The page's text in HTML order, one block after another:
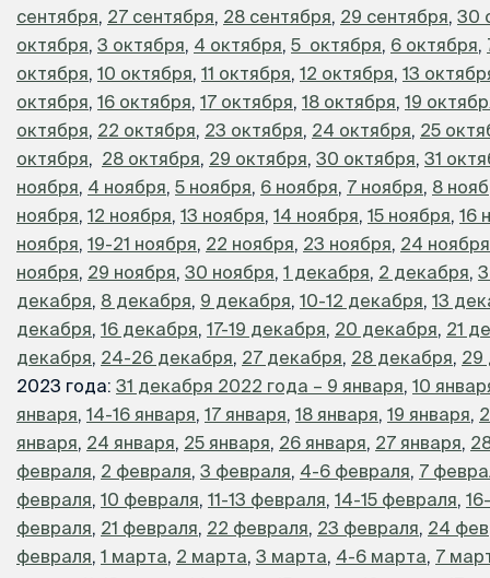
сентября, 27 сентября, 28 сентября, 29 сентября, 30
октября, 3 октября, 4 октября, 5 октября, 6 октября,
октября, 10 октября, 11 октября, 12 октября, 13
октября, 16 октября, 17 октября, 18 октября, 19
октября, 22 октября, 23 октября, 24 октября, 25
октября, 28 октября, 29 октября, 30 октября, 31
ноября, 4 ноября, 5 ноября, 6 ноября, 7 ноября, 8
ноября, 12 ноября, 13 ноября, 14 ноября, 15 ноября, 16
ноября, 19-21 ноября, 22 ноября, 23 ноября, 24 ноября
ноября, 29 ноября, 30 ноября, 1 декабря, 2 декабря,
декабря, 8 декабря, 9 декабря, 10-12 декабря, 13
декабря, 16 декабря, 17-19 декабря, 20 декабря, 21
декабря, 24-26 декабря, 27 декабря, 28 декабря, 29
2023 года: 31 декабря 2022 года – 9 января, 10
января, 14-16 января, 17 января, 18 января, 19 января,
января, 24 января, 25 января, 26 января, 27 января,
февраля, 2 февраля, 3 февраля, 4-6 февраля, 7
февраля, 10 февраля, 11-13 февраля, 14-15 февраля,
февраля, 21 февраля, 22 февраля, 23 февраля, 24
февраля, 1 марта, 2 марта, 3 марта, 4-6 марта, 7